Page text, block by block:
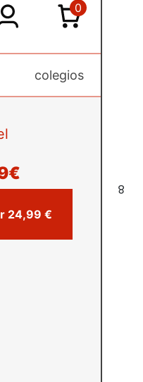
8
colegios
0
Comprar por 24,99 €